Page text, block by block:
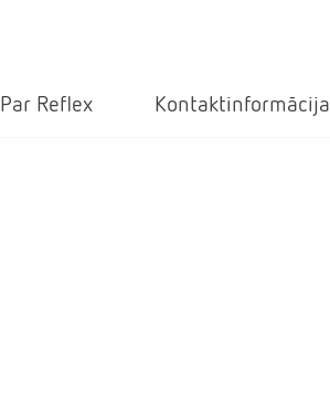
Par Reflex Kontaktinformācija